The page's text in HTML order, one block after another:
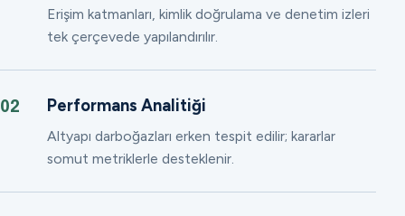
Erişim katmanları, kimlik doğrulama ve denetim izleri
tek çerçevede yapılandırılır.
02 Performans Analitiği
Altyapı darboğazları erken tespit edilir; kararlar
somut metriklerle desteklenir.